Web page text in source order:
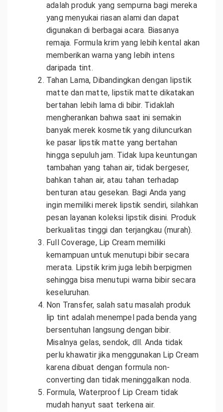
adalah produk yang sempurna bagi mereka
yang menyukai riasan alami dan dapat
digunakan di berbagai acara. Biasanya
remaja. Formula krim yang lebih kental akan
memberikan warna yang lebih intens
daripada tint.
Tahan Lama, Dibandingkan dengan lipstik
matte dan matte, lipstik matte dikatakan
bertahan lebih lama di bibir. Tidaklah
mengherankan bahwa saat ini semakin
banyak merek kosmetik yang diluncurkan
ke pasar lipstik matte yang bertahan
hingga sepuluh jam. Tidak lupa keuntungan
tambahan yang tahan air, tidak bergeser,
bahkan tahan air, atau tahan terhadap
benturan atau gesekan. Bagi Anda yang
ingin memiliki merek lipstik sendiri, silahkan
pesan layanan koleksi lipstik disini. Produk
berkualitas tinggi dan terjangkau (murah).
Full Coverage, Lip Cream memiliki
kemampuan untuk menutupi bibir secara
merata. Lipstik krim juga lebih berpigmen
sehingga bisa menutupi warna bibir secara
keseluruhan.
Non Transfer, salah satu masalah produk
lip tint adalah menempel pada benda yang
bersentuhan langsung dengan bibir.
Misalnya gelas, sendok, dll. Anda tidak
perlu khawatir jika menggunakan Lip Cream
karena dibuat dengan formula non-
converting dan tidak meninggalkan noda.
Formula, Waterproof Lip Cream tidak
mudah hanyut saat terkena air.